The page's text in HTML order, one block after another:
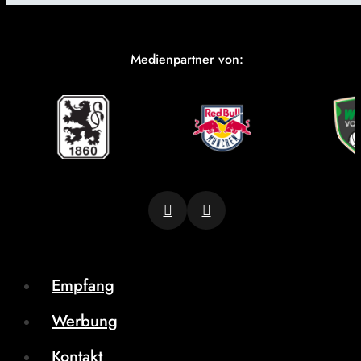
Medienpartner von:
Empfang
Werbung
Kontakt